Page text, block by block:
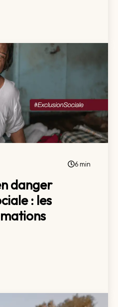
6 min
danger
: les